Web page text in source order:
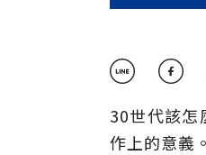
30世代該怎
作上的意義